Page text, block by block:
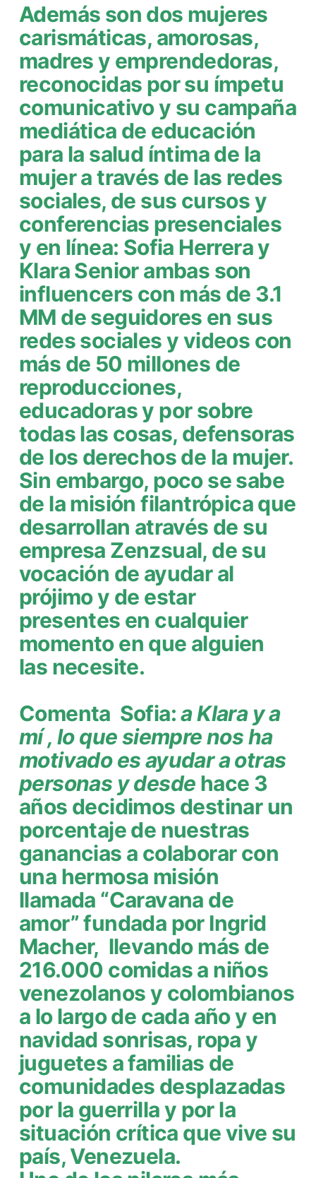
Además son dos mujeres
carismáticas, amorosas,
madres y emprendedoras,
reconocidas por su ímpetu
comunicativo y su campaña
mediática de educación
para la salud íntima de la
mujer a través de las redes
sociales, de sus cursos y
conferencias presenciales
y en línea: Sofia Herrera y
Klara Senior ambas son
influencers con más de 3.1
MM de seguidores en sus
redes sociales y videos con
más de 50 millones de
reproducciones,
educadoras y por sobre
todas las cosas, defensoras
de los derechos de la mujer.
Sin embargo, poco se sabe
de la misión filantrópica que
desarrollan através de su
empresa Zenzsual, de su
vocación de ayudar al
prójimo y de estar
presentes en cualquier
momento en que alguien
las necesite.
Comenta Sofia: a Klara y a
mí , lo que siempre nos ha
motivado es ayudar a otras
personas y desde hace 3
años decidimos destinar un
porcentaje de nuestras
ganancias a colaborar con
una hermosa misión
llamada “Caravana de
amor” fundada por Ingrid
Macher, llevando más de
216.000 comidas a niños
venezolanos y colombianos
a lo largo de cada año y en
navidad sonrisas, ropa y
juguetes a familias de
comunidades desplazadas
por la guerrilla y por la
situación crítica que vive su
país, Venezuela.